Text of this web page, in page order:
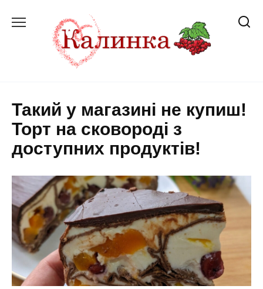
Такий у магазині не купиш!
Торт на сковороді з
доступних продуктів!